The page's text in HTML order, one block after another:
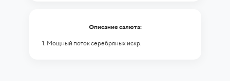
Описание салюта:
1. Мощный поток серебряных искр.